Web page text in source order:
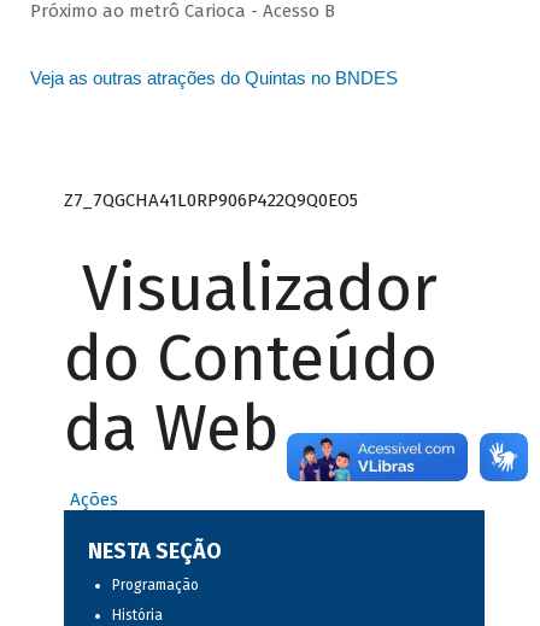
Próximo ao metrô Carioca - Acesso B
Veja as outras atrações do Quintas no BNDES
Z7_7QGCHA41L0RP906P422Q9Q0EO5
Visualizador
do Conteúdo
da Web
Ações
NESTA SEÇÃO
Programação
História